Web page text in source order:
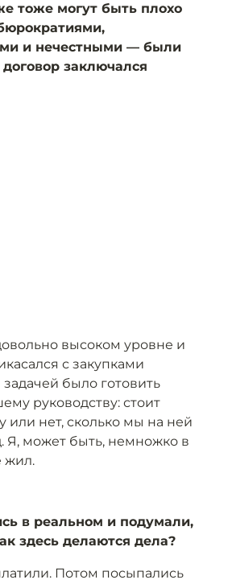
тоже могут быть плохо
и нечестными — были
заключался
высоком уровне и
с закупками
было готовить
руководству: стоит
или нет, сколько мы на ней
Я, может быть, немножко в
жил.
в реальном и подумали,
здесь делаются дела?
Потом посыпались